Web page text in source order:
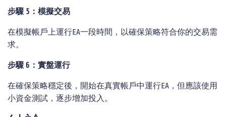
步驟 5：模擬交易
在模擬帳戶上運行EA一段時間，以確保策略符合你的交易需
求。
步驟 6：實盤運行
在確保策略穩定後，開始在真實帳戶中運行EA，但應該使用
小資金測試，逐步增加投入。